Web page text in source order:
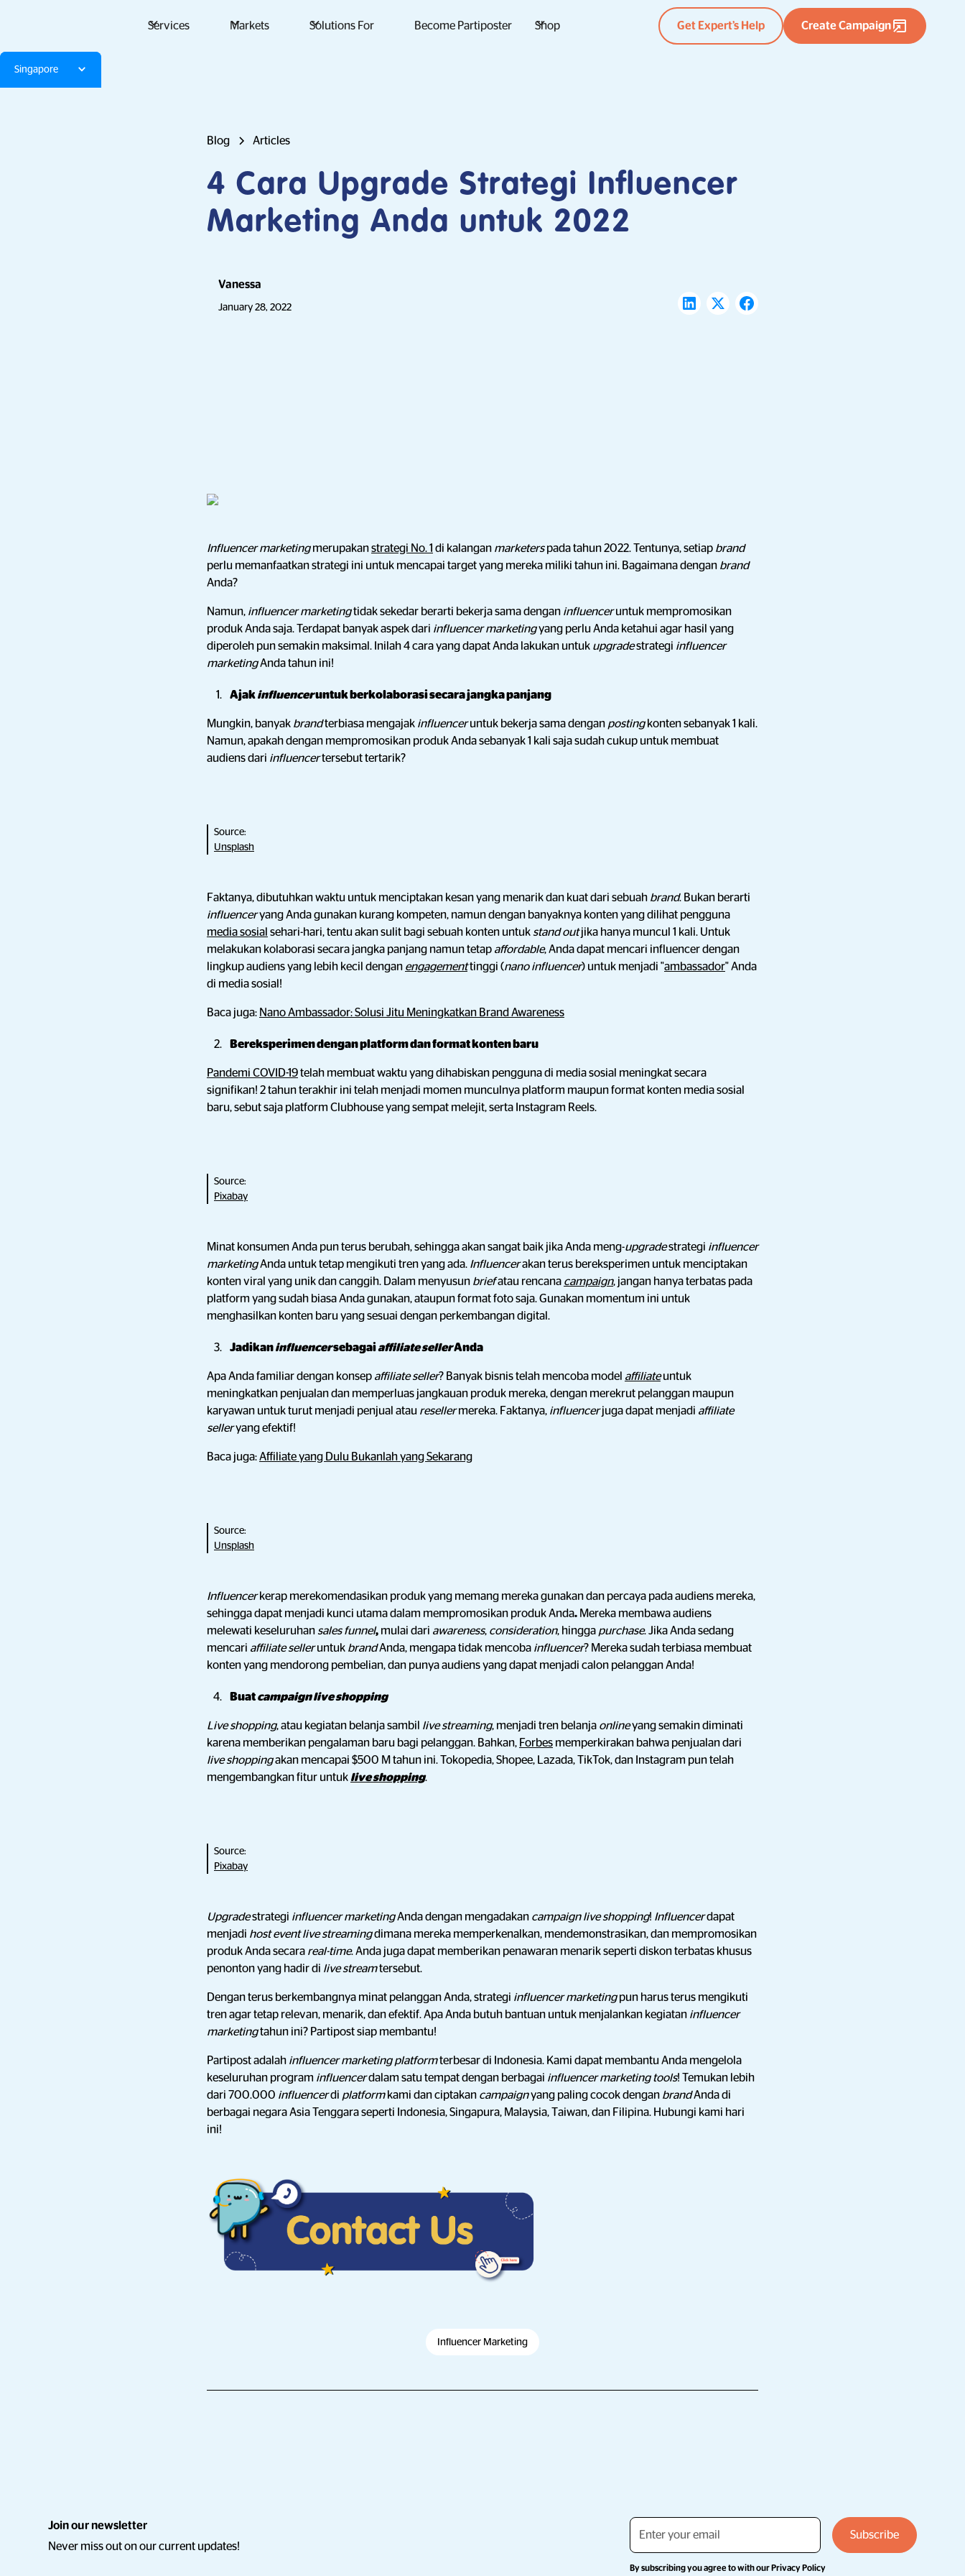
Services Markets Solutions For Become Partiposter Shop Get Expert’s Help Create Campaign
Singapore
Blog Articles
4 Cara Upgrade Strategi Influencer
Marketing Anda untuk 2022
Vanessa
January 28, 2022
Influencer marketingmerupakanstrategi No. 1 di kalangan marketerspada tahun 2022. Tentunya, setiap brand
perlu memanfaatkan strategi ini untuk mencapai target yang mereka miliki tahun ini. Bagaimana dengan brand
Anda?
Namun, influencer marketingtidak sekedar berarti bekerja sama dengan influenceruntuk mempromosikan
produk Anda saja. Terdapat banyak aspek dari influencer marketingyang perlu Anda ketahui agar hasil yang
diperoleh pun semakin maksimal. Inilah 4 cara yang dapat Anda lakukan untuk upgradestrategi influencer
marketingAnda tahun ini!
Ajakinfluenceruntuk berkolaborasi secara jangka panjang
Mungkin, banyak brandterbiasa mengajak influenceruntuk bekerja sama dengan posting konten sebanyak 1 kali.
Namun, apakah dengan mempromosikan produk Anda sebanyak 1 kali saja sudah cukup untuk membuat
audiens dari influencertersebut tertarik?
Source:
Unsplash
Faktanya, dibutuhkan waktu untuk menciptakan kesan yang menarik dan kuat dari sebuah brand. Bukan berarti
influenceryang Anda gunakan kurang kompeten, namun dengan banyaknya konten yang dilihat pengguna
media sosial sehari-hari, tentu akan sulit bagi sebuah konten untuk stand outjika hanya muncul 1 kali. Untuk
melakukan kolaborasi secara jangka panjang namun tetap affordable, Anda dapat mencari influencer dengan
lingkup audiens yang lebih kecil dengan engagementtinggi (nano influencer) untuk menjadi "ambassador" Anda
di media sosial!
Baca juga: Nano Ambassador: Solusi Jitu Meningkatkan Brand Awareness
Bereksperimen dengan platform dan format konten baru
Pandemi COVID-19telah membuat waktu yang dihabiskan pengguna di media sosial meningkat secara
signifikan! 2 tahun terakhir ini telah menjadi momen munculnya platform maupun format konten media sosial
baru, sebut saja platform Clubhouse yang sempat melejit, serta Instagram Reels.
Source:
Pixabay
Minat konsumen Anda pun terus berubah, sehingga akan sangat baik jika Anda meng-upgradestrategi influencer
marketingAnda untuk tetap mengikuti tren yang ada. Influencerakan terus bereksperimen untuk menciptakan
konten viral yang unik dan canggih. Dalam menyusun briefatau rencana campaign, jangan hanya terbatas pada
platform yang sudah biasa Anda gunakan, ataupun format foto saja. Gunakan momentum ini untuk
menghasilkan konten baru yang sesuai dengan perkembangan digital.
Jadikaninfluencersebagaiaffiliate sellerAnda
Apa Anda familiar dengan konsep affiliate seller? Banyak bisnis telah mencoba model affiliate untuk
meningkatkan penjualan dan memperluas jangkauan produk mereka, dengan merekrut pelanggan maupun
karyawan untuk turut menjadi penjual atau resellermereka. Faktanya, influencerjuga dapat menjadi affiliate
selleryang efektif!
Baca juga:Affiliate yang Dulu Bukanlah yang Sekarang
Source:
Unsplash
Influencerkerap merekomendasikan produk yang memang mereka gunakan dan percaya pada audiens mereka,
sehingga dapat menjadi kunci utama dalam mempromosikan produk Anda. Mereka membawa audiens
melewati keseluruhan sales funnel, mulai dari awareness, consideration, hingga purchase. Jika Anda sedang
mencari affiliate selleruntuk brandAnda, mengapa tidak mencoba influencer? Mereka sudah terbiasa membuat
konten yang mendorong pembelian, dan punya audiens yang dapat menjadi calon pelanggan Anda!
Buatcampaign live shopping
Live shopping, atau kegiatan belanja sambil live streaming, menjadi tren belanja onlineyang semakin diminati
karena memberikan pengalaman baru bagi pelanggan. Bahkan, Forbes memperkirakan bahwa penjualan dari
live shoppingakan mencapai $500 M tahun ini. Tokopedia, Shopee, Lazada, TikTok, dan Instagram pun telah
mengembangkan fitur untuk live shopping.
Source:
Pixabay
Upgradestrategi influencer marketingAnda dengan mengadakan campaign live shopping! Influencerdapat
menjadi host event live streamingdimana mereka memperkenalkan, mendemonstrasikan, dan mempromosikan
produk Anda secara real-time. Anda juga dapat memberikan penawaran menarik seperti diskon terbatas khusus
penonton yang hadir di live streamtersebut.
Dengan terus berkembangnya minat pelanggan Anda, strategi influencer marketingpun harus terus mengikuti
tren agar tetap relevan, menarik, dan efektif. Apa Anda butuh bantuan untuk menjalankan kegiatan influencer
marketingtahun ini? Partipost siap membantu!
Partipost adalah influencer marketing platformterbesar di Indonesia. Kami dapat membantu Anda mengelola
keseluruhan program influencerdalam satu tempat dengan berbagai influencer marketing tools! Temukan lebih
dari 700.000 influencerdi platformkami dan ciptakan campaignyang paling cocok dengan brandAnda di
berbagai negara Asia Tenggara seperti Indonesia, Singapura, Malaysia, Taiwan, dan Filipina. Hubungi kami hari
ini!
Influencer Marketing
Join our newsletter
Never miss out on our current updates!
By subscribing you agree to with ourPrivacy Policy